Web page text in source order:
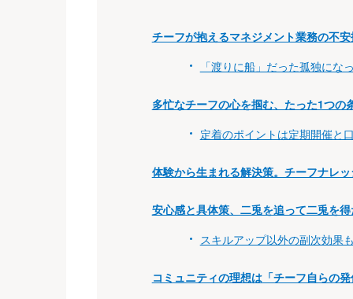
チーフが抱えるマネジメント業務の不
「渡りに船」だった孤独にな
多忙なチーフの心を掴む、たった1つの
定着のポイントは定期開催と
体験から生まれる解決策。チーフナレ
安心感と具体策、二兎を追って二兎を
スキルアップ以外の副次効果
コミュニティの理想は「チーフ自らの